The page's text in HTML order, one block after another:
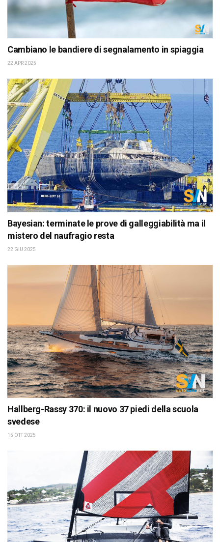
Cambiano le bandiere di segnalamento in spiaggia
22 APR 2025
Bayesian: terminate le prove di galleggiabilità ma il
mistero del naufragio resta
22 GIU 2025
Hallberg-Rassy 370: il nuovo 37 piedi della scuola
svedese
15 OTT 2025